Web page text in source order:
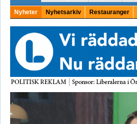
Nyheter Nyhetsarkiv Restauranger